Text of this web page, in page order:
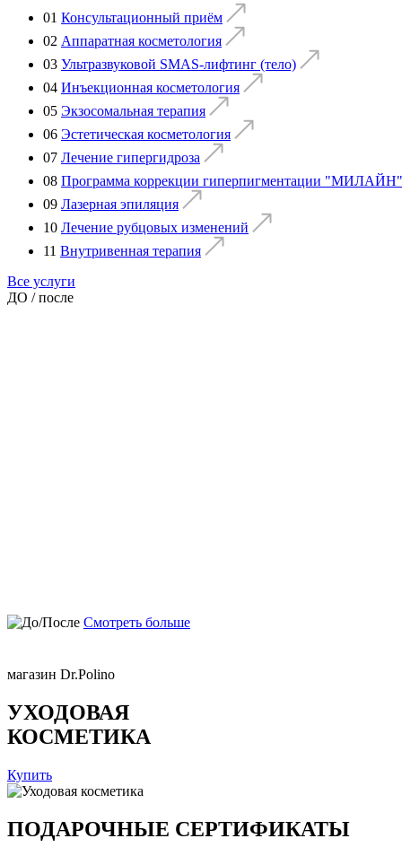
01 Консультационный приём
02 Аппаратная косметология
03 Ультразвуковой SMAS-лифтинг (тело)
04 Инъекционная косметология
05 Экзосомальная терапия
06 Эстетическая косметология
07 Лечение гипергидроза
08 Программа коррекции гиперпигментации
09 Лазерная эпиляция
10 Лечение рубцовых изменений
11 Внутривенная терапия
Все услуги
ДО / после
Смотреть больше
магазин Dr.Polino
УХОДОВАЯ
КОСМЕТИКА
Купить
ПОДАРОЧНЫЕ СЕРТИФИКАТЫ